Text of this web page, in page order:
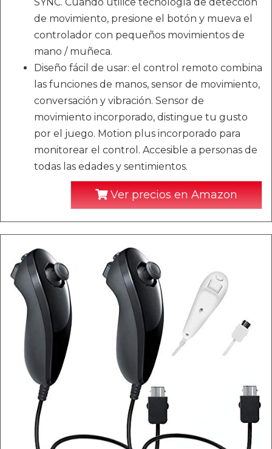
SYNC. Cuando utilice tecnología de detección
de movimiento, presione el botón y mueva el
controlador con pequeños movimientos de
mano / muñeca.
Diseño fácil de usar: el control remoto combina
las funciones de manos, sensor de movimiento,
conversación y vibración. Sensor de
movimiento incorporado, distingue tu gusto
por el juego. Motion plus incorporado para
monitorear el control. Accesible a personas de
todas las edades y sentimientos.
Ver precios en Amazon